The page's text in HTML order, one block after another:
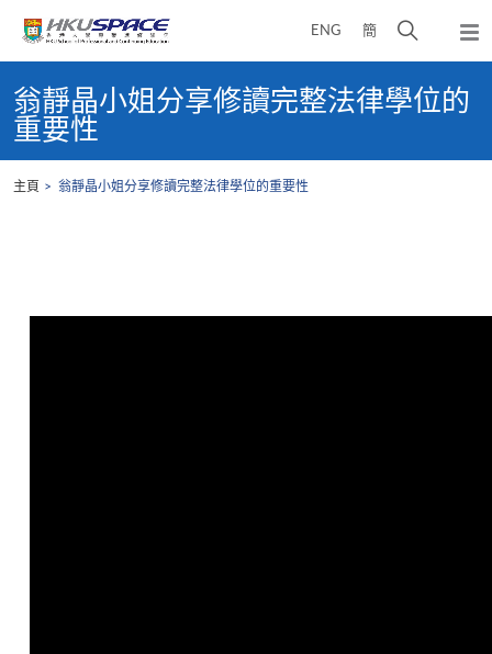
ENG 簡
開
搜
尋
面
彈
出
主
選
content
start翁靜晶小姐分享修讀完整法律學位的
重要性
主頁 翁靜晶小姐分享修讀完整法律學位的重要性